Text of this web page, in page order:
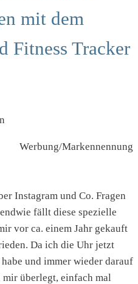
mit dem
Fitness Tracker
Werbung/Markennennung
Instagram und Co. Fragen
fällt diese spezielle
vor ca. einem Jahr gekauft
Da ich die Uhr jetzt
und immer wieder darauf
mir überlegt, einfach mal